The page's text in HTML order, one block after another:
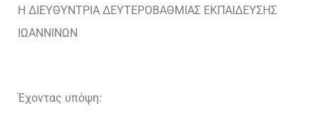
Η ΔΙΕΥΘΥΝΤΡΙΑ ΔΕΥΤΕΡΟΒΑΘΜΙΑΣ ΕΚΠΑΙΔΕΥΣΗΣ
ΙΩΑΝΝΙΝΩΝ
Έχοντας υπόψη: